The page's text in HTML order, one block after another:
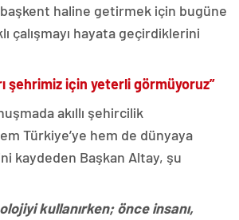
haline getirmek için bugüne
çalışmayı hayata geçirdiklerini
şehrimiz için yeterli görmüyoruz”
akıllı şehircilik
Türkiye’ye hem de dünyaya
kaydeden Başkan Altay, şu
kullanırken; önce insanı,